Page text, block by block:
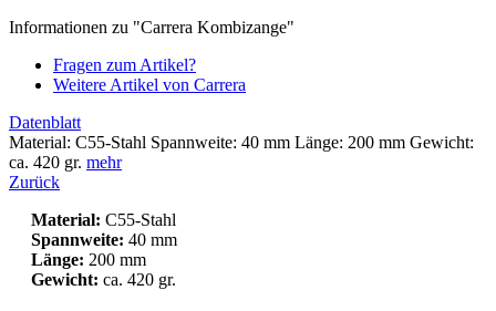
Informationen zu "Carrera Kombizange"
Fragen zum Artikel?
Weitere Artikel von Carrera
Datenblatt
Material: C55-Stahl Spannweite: 40 mm Länge: 200 mm Gewicht:
ca. 420 gr. mehr
Zurück
Material: C55-Stahl
Spannweite: 40 mm
Länge: 200 mm
Gewicht: ca. 420 gr.